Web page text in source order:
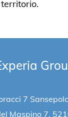
7
Maspino 7,